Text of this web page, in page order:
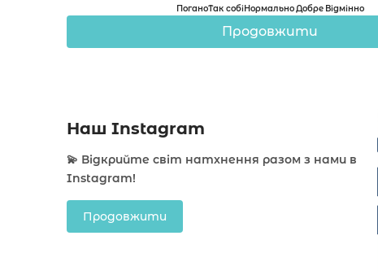
ПоганоТак собіНормальноДобре Відмінно
Продовжити
Наш Instagram
💫 Відкрийте світ натхнення разом з нами в
Instagram!
Продовжити